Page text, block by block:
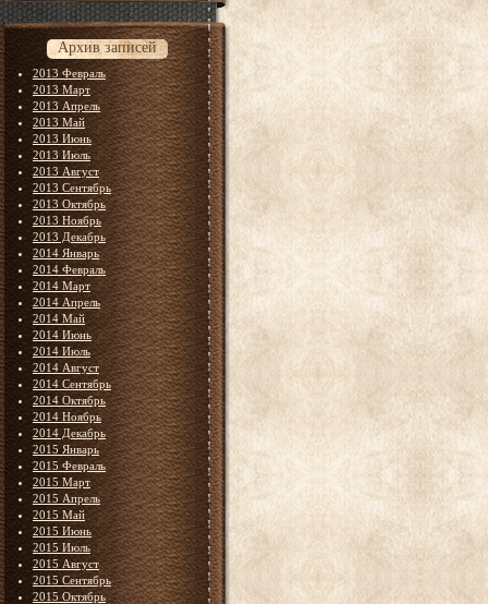
Архив записей
2013 Февраль
2013 Март
2013 Апрель
2013 Май
2013 Июнь
2013 Июль
2013 Август
2013 Сентябрь
2013 Октябрь
2013 Ноябрь
2013 Декабрь
2014 Январь
2014 Февраль
2014 Март
2014 Апрель
2014 Май
2014 Июнь
2014 Июль
2014 Август
2014 Сентябрь
2014 Октябрь
2014 Ноябрь
2014 Декабрь
2015 Январь
2015 Февраль
2015 Март
2015 Апрель
2015 Май
2015 Июнь
2015 Июль
2015 Август
2015 Сентябрь
2015 Октябрь